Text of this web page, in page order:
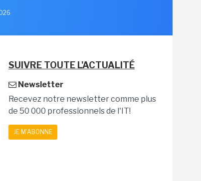
SUIVRE TOUTE L'ACTUALITÉ
Newsletter
Recevez notre newsletter comme plus
de 50 000 professionnels de l'IT!
JE M'ABONNE